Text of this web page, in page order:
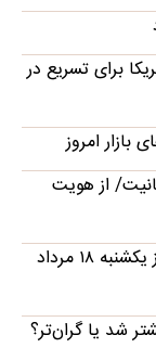
برای تسریع در
امروز
از هویت
قیمت محصولات ایران‌خودرو و سایپا امروز یکشنبه ۱۸ مرداد